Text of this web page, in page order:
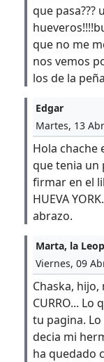
que pasa???
que no me
nos vemos
los de la
Edgar
Martes, 13
Hola chache
que tenia un
firmar en el
HUEVA
abrazo.
Marta, la
Viernes, 09
Chaska,
CURRO...
tu pagina.
decia mi
ha quedado